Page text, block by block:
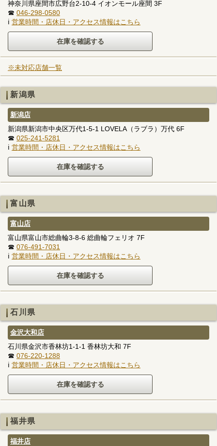
神奈川県座間市広野台2-10-4 イオンモール座間 3F
☎ 046-298-0580
ℹ 営業時間・店休日・アクセス情報はこちら
※未対応店舗一覧
新潟県
新潟店
新潟県新潟市中央区万代1-5-1 LOVELA（ラブラ）万代 6F
☎ 025-241-5281
ℹ 営業時間・店休日・アクセス情報はこちら
富山県
富山店
富山県富山市総曲輪3-8-6 総曲輪フェリオ 7F
☎ 076-491-7031
ℹ 営業時間・店休日・アクセス情報はこちら
石川県
金沢大和店
石川県金沢市香林坊1-1-1 香林坊大和 7F
☎ 076-220-1288
ℹ 営業時間・店休日・アクセス情報はこちら
福井県
福井店